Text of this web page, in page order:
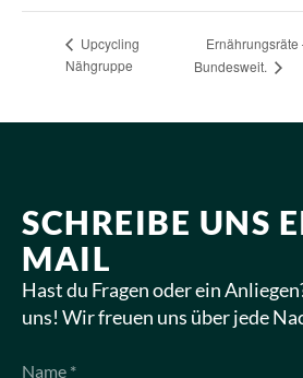
Upcycling
Nähgruppe
Ernährungsräte
Bundesweit.
SCHREIBE UNS
MAIL
Hast du Fragen oder ein
uns! Wir freuen uns über jede